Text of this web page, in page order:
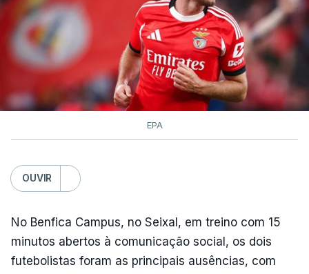
TÓPICOS
Lourinhã Queluz Madison
EPA
OUVIR
No Benfica Campus, no Seixal, em treino com 15
minutos abertos à comunicação social, os dois
futebolistas foram as principais ausências, com